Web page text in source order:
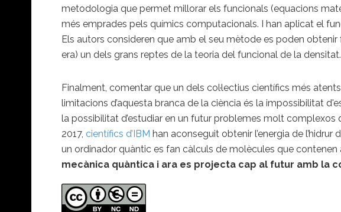
metodologia que permet millorar els funcionals (equacions
més emprades pels químics computacionals. I han aplicat el
Els autors consideren que amb el seu mètode es poden
era) un dels grans reptes de la teoria del funcional de la densitat.
Finalment, comentar que un dels col·lectius científics més
limitacions d’aquesta branca de la ciència és la impossibilitat
la possibilitat d’estudiar en un futur problemes molt
2017, científics d’IBM han aconseguit obtenir l’energia de
un ordinador quàntic es fan càlculs de molècules que contenen
mecànica quàntica i ara es projecta cap al futur amb la